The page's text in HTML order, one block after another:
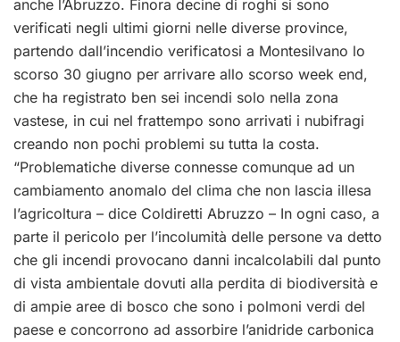
anche l’Abruzzo. Finora decine di roghi si sono
verificati negli ultimi giorni nelle diverse province,
partendo dall’incendio verificatosi a Montesilvano lo
scorso 30 giugno per arrivare allo scorso week end,
che ha registrato ben sei incendi solo nella zona
vastese, in cui nel frattempo sono arrivati i nubifragi
creando non pochi problemi su tutta la costa.
“Problematiche diverse connesse comunque ad un
cambiamento anomalo del clima che non lascia illesa
l’agricoltura – dice Coldiretti Abruzzo – In ogni caso, a
parte il pericolo per l’incolumità delle persone va detto
che gli incendi provocano danni incalcolabili dal punto
di vista ambientale dovuti alla perdita di biodiversità e
di ampie aree di bosco che sono i polmoni verdi del
paese e concorrono ad assorbire l’anidride carbonica